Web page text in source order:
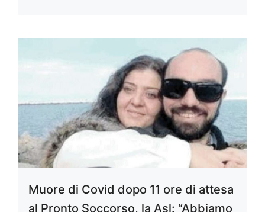
Muore di Covid dopo 11 ore di attesa
al Pronto Soccorso, la Asl: “Abbiamo